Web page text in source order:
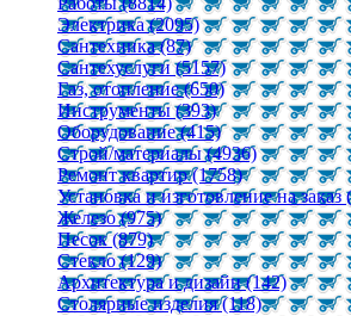
Электрика (2095)
Сантехника (87)
Сантехуслуги (5157)
Газ, отопление (650)
Инструменты (393)
Оборудование (415)
Строй/материалы (4936)
Ремонт квартир (1758)
Установка и изготовление на заказ
Железо (975)
Песок (879)
Стекло (129)
Архитектура и дизайн (142)
Столярные изделия (118)